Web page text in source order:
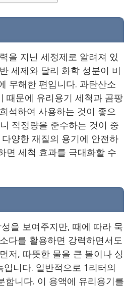
을 지닌 세정제로 알려져 있
세제와 달리 화학 성분이 비
무해한 편입니다. 과탄산소
때문에 유리용기 세척과 곰팡
석하여 사용하는 것이 좋으
적정량을 준수하는 것이 중
양한 재질의 용기에 안전하
면 세척 효과를 극대화할 수
을 보여주지만, 때에 따라 묵
다를 활용하면 강력하면서도
저, 따뜻한 물을 큰 볼이나 싱
니다. 일반적으로 1리터의
합니다. 이 용액에 유리용기를